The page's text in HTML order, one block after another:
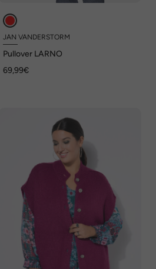
JAN VANDERSTORM
Pullover LARNO
69,99€